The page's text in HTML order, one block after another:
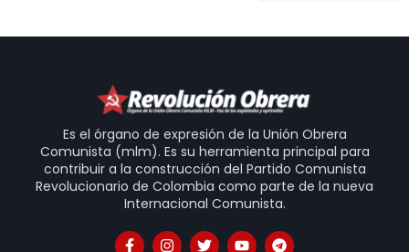
Es el órgano de expresión de la Unión Obrera
Comunista (mlm). Es su herramienta principal para
contribuir a la construcción del Partido Comunista
Revolucionario de Colombia como parte de la nueva
Internacional Comunista.